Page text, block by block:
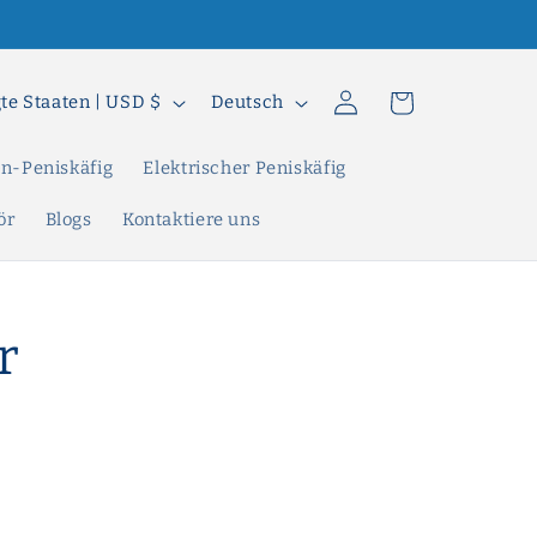
Peniskäfig Elektrischer Peniskäfig
Blogs Kontaktiere uns
Vereinigte Staaten | USD $
S
r
a
Deutsch EinloggenWarenkorb